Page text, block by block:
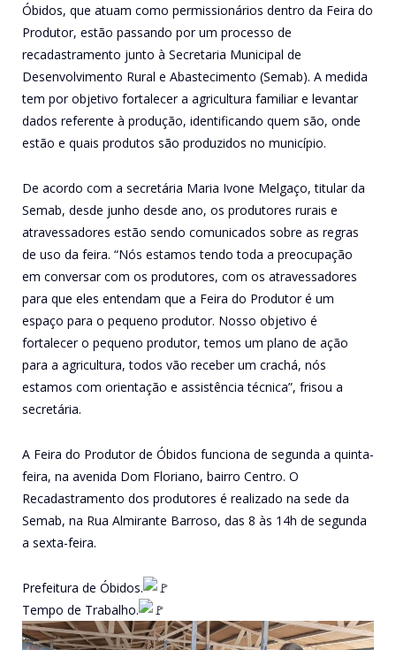
Óbidos, que atuam como permissionários dentro da Feira do
Produtor, estão passando por um processo de
recadastramento junto à Secretaria Municipal de
Desenvolvimento Rural e Abastecimento (Semab). A medida
tem por objetivo fortalecer a agricultura familiar e levantar
dados referente à produção, identificando quem são, onde
estão e quais produtos são produzidos no município.
De acordo com a secretária Maria Ivone Melgaço, titular da
Semab, desde junho desde ano, os produtores rurais e
atravessadores estão sendo comunicados sobre as regras
de uso da feira. “Nós estamos tendo toda a preocupação
em conversar com os produtores, com os atravessadores
para que eles entendam que a Feira do Produtor é um
espaço para o pequeno produtor. Nosso objetivo é
fortalecer o pequeno produtor, temos um plano de ação
para a agricultura, todos vão receber um crachá, nós
estamos com orientação e assistência técnica”, frisou a
secretária.
A Feira do Produtor de Óbidos funciona de segunda a quinta-
feira, na avenida Dom Floriano, bairro Centro. O
Recadastramento dos produtores é realizado na sede da
Semab, na Rua Almirante Barroso, das 8 às 14h de segunda
a sexta-feira.
Prefeitura de Óbidos.
Tempo de Trabalho.